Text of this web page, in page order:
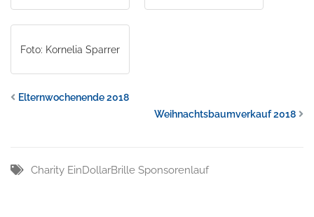
Foto: Kornelia Sparrer
Elternwochenende 2018
Weihnachtsbaumverkauf 2018
Charity EinDollarBrille Sponsorenlauf